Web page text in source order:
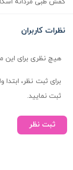
نظرات کاربران
هیچ نظری برای
برای ثبت نظر،
ثبت نمایید.
ثبت نظر